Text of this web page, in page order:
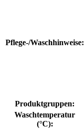
Pflege-/Waschhinweise:
Produktgruppen:
Waschtemperatur
(°C):